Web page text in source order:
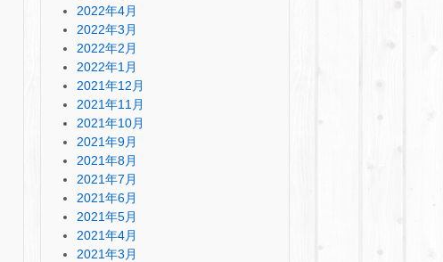
2022年4月
2022年3月
2022年2月
2022年1月
2021年12月
2021年11月
2021年10月
2021年9月
2021年8月
2021年7月
2021年6月
2021年5月
2021年4月
2021年3月